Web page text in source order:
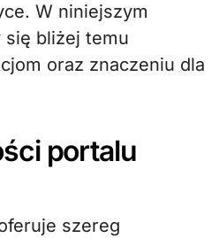
W niniejszym
bliżej temu
oraz znaczeniu dla
portalu
szereg